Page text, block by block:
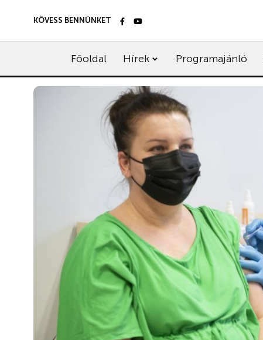
KÖVESS BENNÜNKET
Főoldal Hírek Programajánló